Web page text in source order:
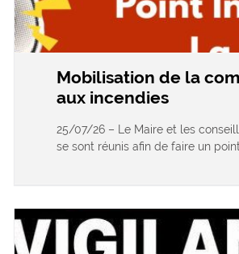
Mobilisation de la
aux incendies
25/07/26 – Le Maire et les
se sont réunis afin de faire un